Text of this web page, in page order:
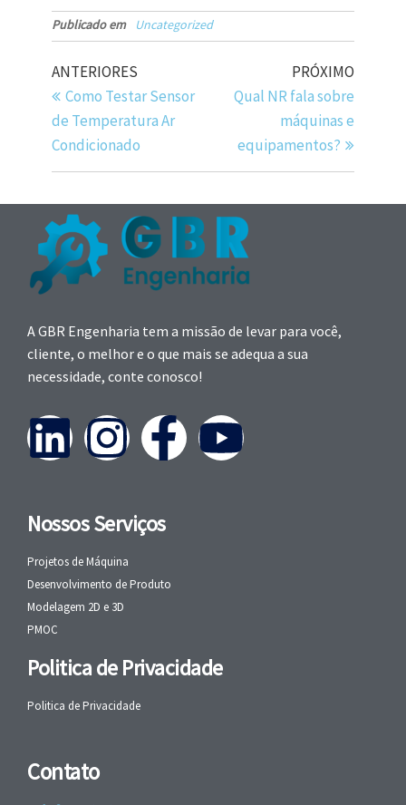
Publicado em Uncategorized
ANTERIORES
Como Testar Sensor
de Temperatura Ar
Condicionado
PRÓXIMO
Qual NR fala sobre
máquinas e
equipamentos?
A GBR Engenharia tem a missão de levar para você,
cliente, o melhor e o que mais se adequa a sua
necessidade, conte conosco!
Nossos Serviços
Projetos de Máquina
Desenvolvimento de Produto
Modelagem 2D e 3D
PMOC
Politica de Privacidade
Politica de Privacidade
Contato